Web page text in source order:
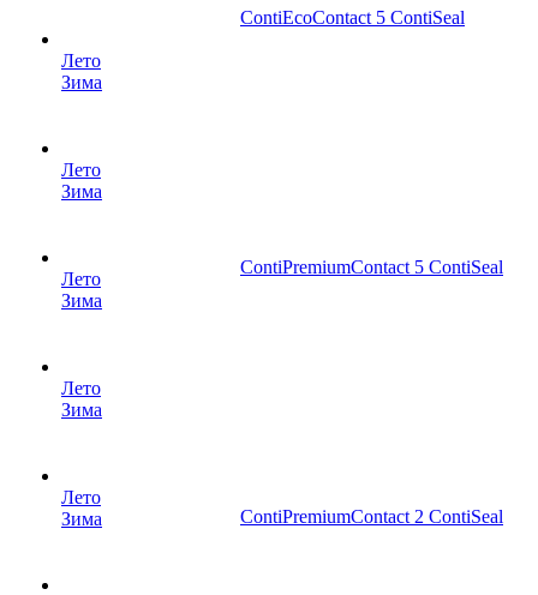
Лето
Зима
Лето
Зима
Лето
Зима
Лето
Зима
Лето
Зима
ContiEcoContact 5 ContiSeal
ContiPremiumContact 5 ContiSeal
ContiPremiumContact 2 ContiSeal